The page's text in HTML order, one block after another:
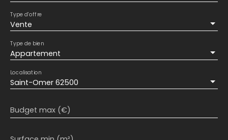
Vente
Type d'offre
Appartement
Type de bien
Saint-Omer 62500
Localisation
Budget max (€)